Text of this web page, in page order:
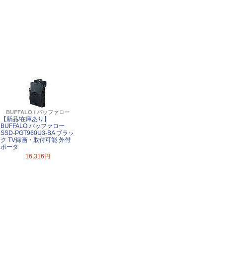
BUFFALO / バッファロー
【新品/在庫あり】
BUFFALO バッファロー
SSD-PGT960U3-BA ブラッ
ク TV録画・取付可能 外付
ポータ
16,316円